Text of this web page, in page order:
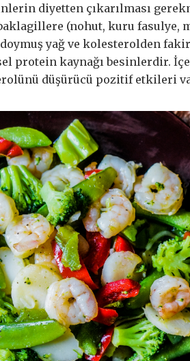
diyetten çıkarılması
(nohut, kuru fasulye,
yağ ve kolesterolden
protein kaynağı besinlerdir.
düşürücü pozitif etkileri